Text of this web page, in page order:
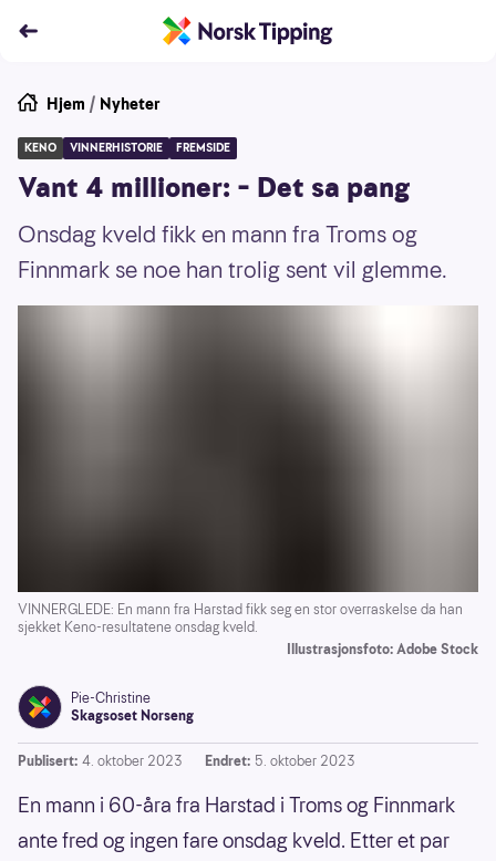
Hjem / Nyheter
KENO VINNERHISTORIE FREMSIDE
Vant 4 millioner: – Det sa pang
Onsdag kveld fikk en mann fra Troms og
Finnmark se noe han trolig sent vil glemme.
VINNERGLEDE: En mann fra Harstad fikk seg en stor overraskelse da han
sjekket Keno-resultatene onsdag kveld.
Illustrasjonsfoto: Adobe Stock
Pie-Christine
Skagsoset Norseng
Publisert: 4. oktober 2023 Endret: 5. oktober 2023
En mann i 60-åra fra Harstad i Troms og Finnmark
ante fred og ingen fare onsdag kveld. Etter et par